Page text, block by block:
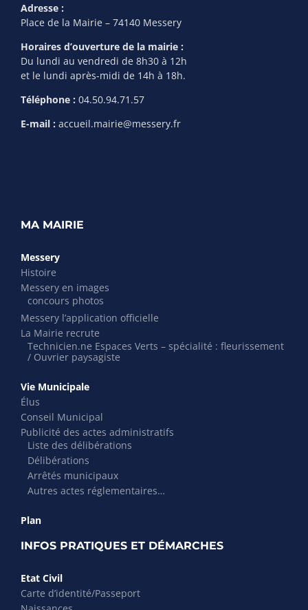
Adresse :
Place de la Mairie – 74140 Messery
Horaires d’ouverture de la mairie :
Du lundi au vendredi de 8h30 à 12h
et le lundi après-midi de 14h à 18h.
Téléphone : 04.50.94.71.57
E-mail : accueil.mairie@messery.fr
MA MAIRIE
Messery
Histoire
Messery en images
concours photos
Messery l’application officielle
La Mairie recrute
Technicien.ne Espaces Verts – spécialité : fleurissement
/ Ouvrier paysagiste
Vie Municipale
Élus
Conseil Municipal
Publicité des actes administratifs
Liste des délibérations
Délibérations
Arrêtés municipaux
Autres actes réglementaires…
Plan
INFOS PRATIQUES ET DÉMARCHES
Etat Civil
Carte d’identité/Passeport